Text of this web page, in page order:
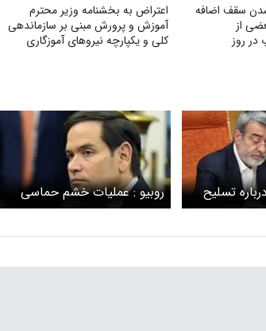
سقف اضافه‌
از
در روز
اعتراض به بخشنامه وزیر محترم
آموزش و پرورش مبنی بر سازماندهی
کلی و یکپارچه نیروهای آموزگاری
تسلیح
صحت دارد؟
روبیو : عملیات خشم حماسی
علیه ایران پایان یافت/ ویتکاف
هستند